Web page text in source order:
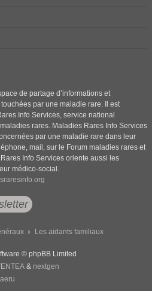
de partage d’informations et
par une maladie rare. Il est
Info Services, service national
rares. Maladies Rares Info Services
par une maladie rare dans leur
mail, sur le Forum maladies rares et
Info Services oriente aussi les
médico-social.
Les aidants familiaux
© phpBB Limited
& nextgen